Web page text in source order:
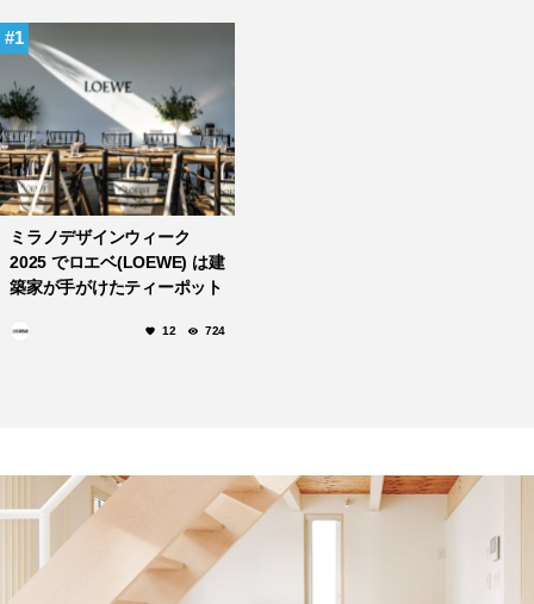
1
ミラノデザインウィーク
2025 でロエベ(LOEWE) は建
築家が手がけたティーポット
12 724